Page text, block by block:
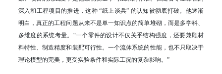
深入和工程项目的推进，这种 “纸上谈兵” 的认知被彻底打破。他逐渐
明白，真正的工程问题从来不是单一知识点的简单堆砌，而是多学科、
多维度的系统考量。“一个零件的设计不仅关乎结构强度，还要兼顾材
料特性、制造精度和装配可行性。一个流体系统的性能，也不只取决于
理论模型的完美，更受实验条件和实际工况的复杂影响。”